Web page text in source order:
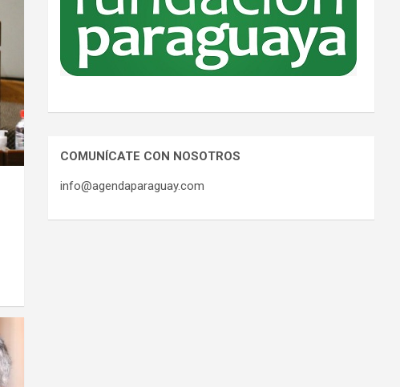
COMUNÍCATE CON NOSOTROS
info@agendaparaguay.com